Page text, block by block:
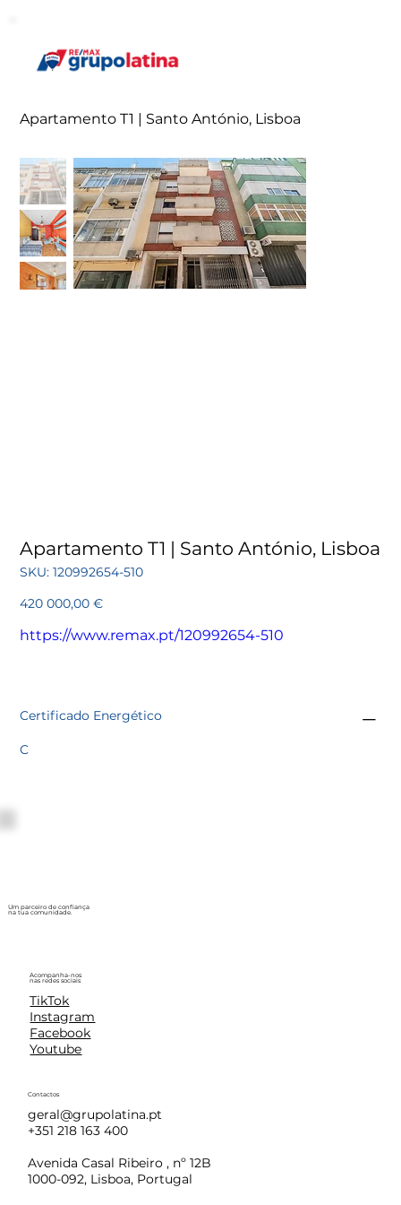
Apartamento T1 | Santo António, Lisboa
Apartamento T1 | Santo António, Lisboa
SKU: SKU
120992654-
120992654-510
Preço
420 000,00 €
https://www.remax.pt/120992654-510
Certificado Energético
C
Um parceiro de confiança
na tua comunidade.
Acompanha-nos
nas redes sociais
TikTok
Instagram
Facebook
Youtube
Contactos
geral@grupolatina.pt
+351 218 163 400
Avenida Casal Ribeiro , nº 12B
1000-092, Lisboa, Portugal